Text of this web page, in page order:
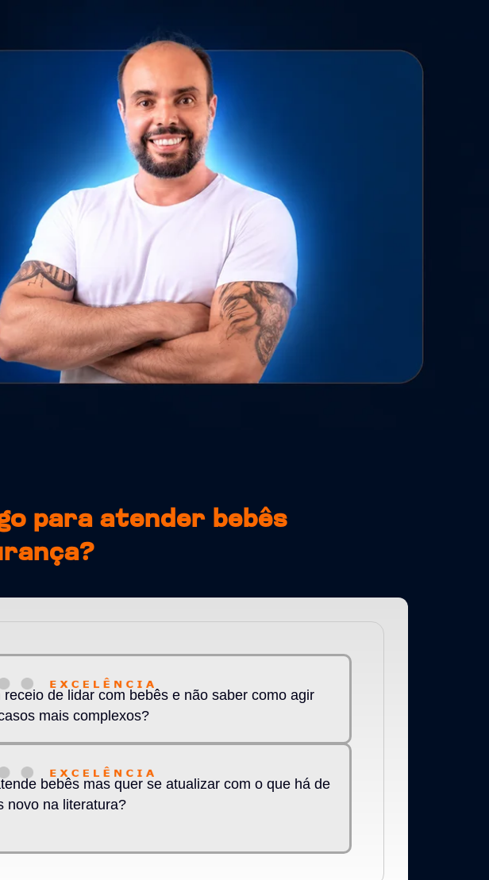
para atender bebês
receio de lidar com bebês e não saber como agir
mais complexos?
bebês mas quer se atualizar com o que há de
novo na literatura?